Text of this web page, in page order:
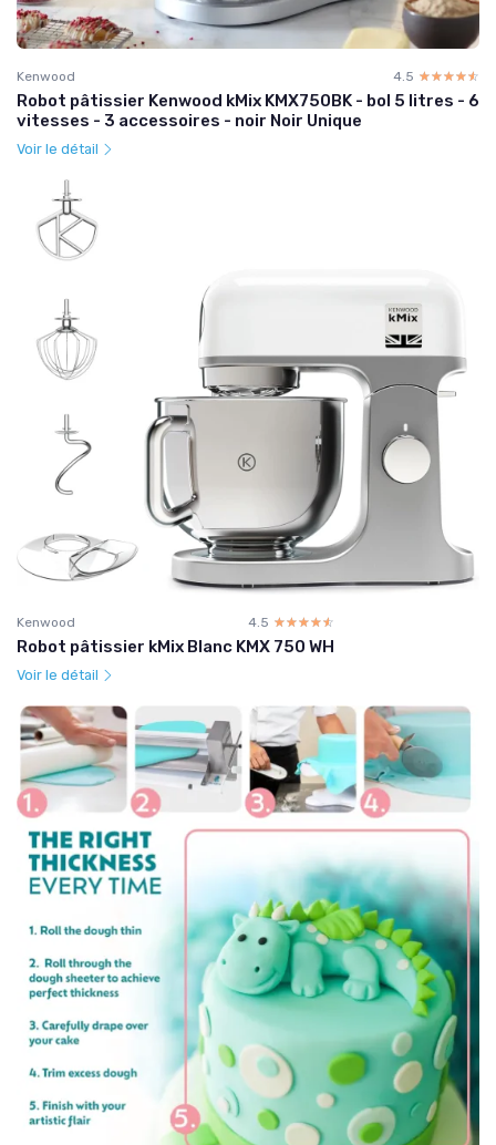
Kenwood 4.5 ☆☆☆☆☆
★★★★★
Robot pâtissier Kenwood kMix KMX750BK - bol 5 litres - 6
vitesses - 3 accessoires - noir Noir Unique
Voir le détail
Kenwood 4.5 ☆☆☆☆☆
★★★★★
Robot pâtissier kMix Blanc KMX 750 WH
Voir le détail